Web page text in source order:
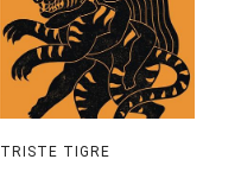
TRISTE TIGRE